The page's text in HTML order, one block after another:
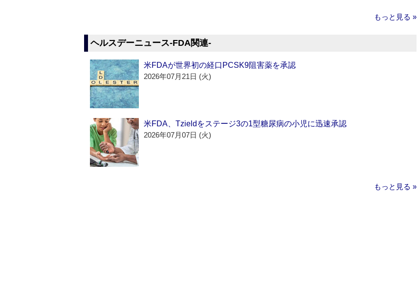
もっと見る »
ヘルスデーニュース‐FDA関連‐
米FDAが世界初の経口PCSK9阻害薬を承認
2026年07月21日 (火)
米FDA、Tzieldをステージ3の1型糖尿病の小児に迅速承認
2026年07月07日 (火)
もっと見る »